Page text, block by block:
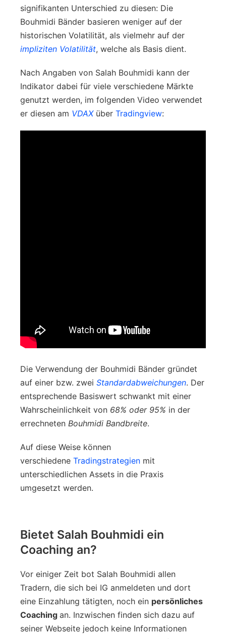
signifikanten Unterschied zu diesen: Die
Bouhmidi Bänder basieren weniger auf der
historischen Volatilität, als vielmehr auf der
impliziten Volatilität, welche als Basis dient.
Nach Angaben von Salah Bouhmidi kann der
Indikator dabei für viele verschiedene Märkte
genutzt werden, im folgenden Video verwendet
er diesen am VDAXüber Tradingview:
Die Verwendung der Bouhmidi Bänder gründet
auf einer bzw. zwei Standardabweichungen. Der
entsprechende Basiswert schwankt mit einer
Wahrscheinlichkeit von 68% oder 95% in der
errechneten Bouhmidi Bandbreite.
Auf diese Weise können
verschiedene Tradingstrategien mit
unterschiedlichen Assets in die Praxis
umgesetzt werden.
Bietet Salah Bouhmidi ein
Coaching an?
Vor einiger Zeit bot Salah Bouhmidi allen
Tradern, die sich bei IG anmeldeten und dort
eine Einzahlung tätigten, noch ein persönliches
Coaching an. Inzwischen finden sich dazu auf
seiner Webseite jedoch keine Informationen